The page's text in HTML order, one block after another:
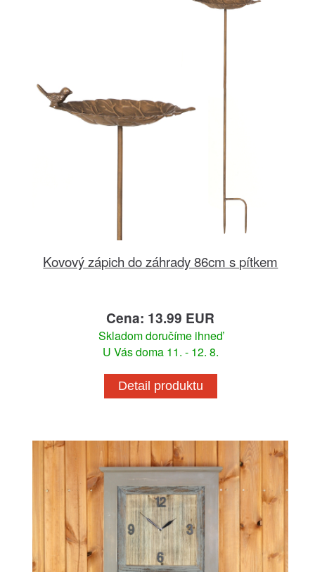
Kovový zápich do záhrady 86cm s pítkem
Cena: 13.99 EUR
Skladom doručíme ihneď
U Vás doma 11. - 12. 8.
Detail produktu